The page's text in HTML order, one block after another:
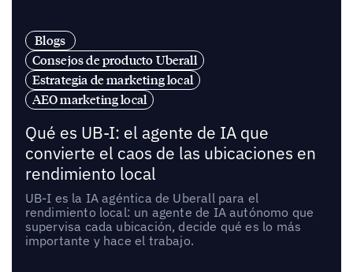
Blogs
Consejos de producto Uberall
Estrategia de marketing local
AEO marketing local
Qué es UB-I: el agente de IA que
convierte el caos de las ubicaciones en
rendimiento local
UB-I es la IA agéntica de Uberall para el
rendimiento local: un agente de IA autónomo que
supervisa cada ubicación, decide qué es lo más
importante y hace el trabajo.